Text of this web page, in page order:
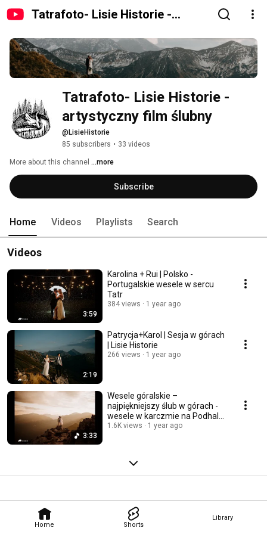
Tatrafoto- Lisie Historie -
Home Shorts
Library
Tatrafoto- Lisie Historie -
artystyczny film ślubny
@LisieHistorie
85 subscribers • 33 videos
More about this channel ...more
Subscribe
Home Videos Playlists Search
Videos
3:59
Karolina + Rui | Polsko -
Portugalskie wesele w sercu
Tatr
384 views 1 year ago
2:19
Patrycja+Karol | Sesja w górach
| Lisie Historie
266 views 1 year ago
3:33
Wesele góralskie –
najpiękniejszy ślub w górach -
wesele w karczmie na Podhalu
🎥💍
1.6K views 1 year ago